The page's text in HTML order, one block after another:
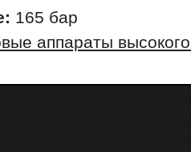
165 бар
аппараты